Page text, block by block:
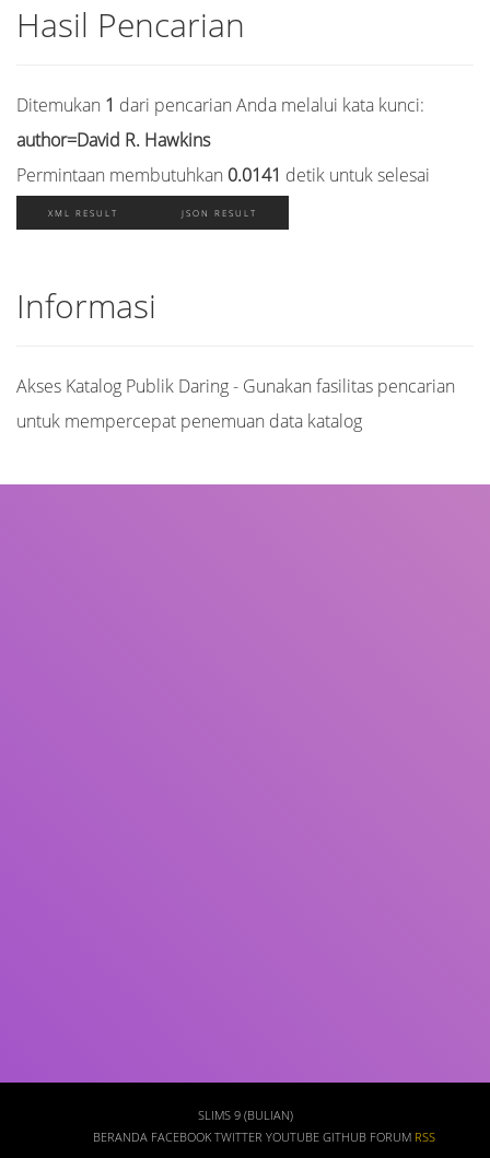
Hasil Pencarian
Ditemukan 1 dari pencarian Anda melalui kata kunci:
author=David R. Hawkins
Permintaan membutuhkan 0.0141 detik untuk selesai
XML RESULT JSON RESULT
Informasi
Akses Katalog Publik Daring - Gunakan fasilitas pencarian
untuk mempercepat penemuan data katalog
SLIMS 9 (BULIAN)
BERANDA FACEBOOK TWITTER YOUTUBE GITHUB FORUM RSS